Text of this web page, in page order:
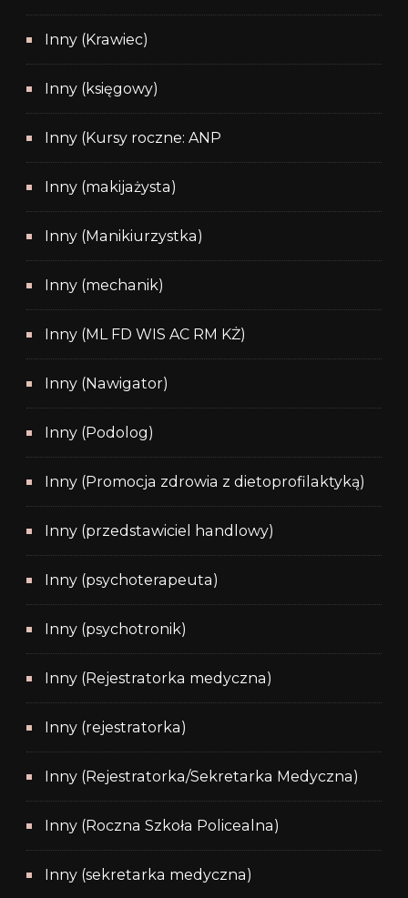
Inny (Krawiec)
Inny (księgowy)
Inny (Kursy roczne: ANP
Inny (makijażysta)
Inny (Manikiurzystka)
Inny (mechanik)
Inny (ML FD WIS AC RM KŻ)
Inny (Nawigator)
Inny (Podolog)
Inny (Promocja zdrowia z dietoprofilaktyką)
Inny (przedstawiciel handlowy)
Inny (psychoterapeuta)
Inny (psychotronik)
Inny (Rejestratorka medyczna)
Inny (rejestratorka)
Inny (Rejestratorka/Sekretarka Medyczna)
Inny (Roczna Szkoła Policealna)
Inny (sekretarka medyczna)